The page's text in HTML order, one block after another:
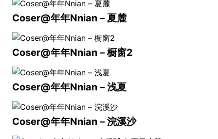
Coser@年年Nnian – 夏麓
Coser@年年Nnian – 橱窗2
Coser@年年Nnian – 浅夏
Coser@年年Nnian – 浣溪沙